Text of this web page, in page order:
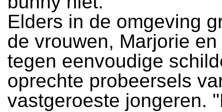
Elders in de omgeving
de vrouwen, Marjorie
tegen eenvoudige
oprechte probeersels
vastgeroeste jongeren.